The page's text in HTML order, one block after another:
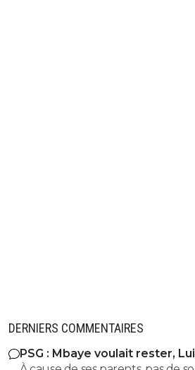
DERNIERS COMMENTAIRES
PSG : Mbaye voulait rester,